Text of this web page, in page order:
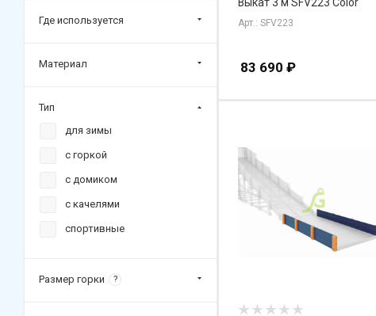
Арт.: SFV223
83 690 ₽
Где используется
Материал
Тип
для зимы
с горкой
с домиком
с качелями
спортивные
Размер горки ?